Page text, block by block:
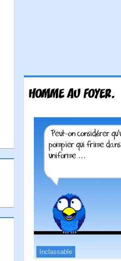
HOMME AU FOYER.
Inclassable